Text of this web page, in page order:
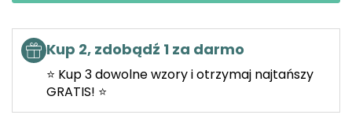
Kup 2, zdobądź 1 za darmo
⭐ Kup 3 dowolne wzory i otrzymaj najtańszy
GRATIS! ⭐